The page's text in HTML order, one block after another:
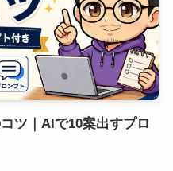
ツ｜AIで10案出すプロ